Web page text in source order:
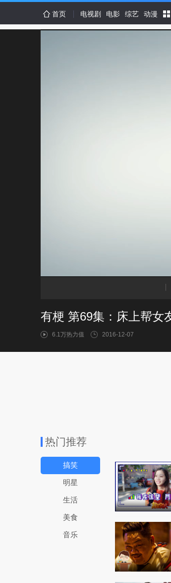
首页 电视剧 电影 综艺 动漫
有梗 第69集：床上帮女
6.1万热力值 2016-12-07
热门推荐
搞笑
明星
生活
美食
音乐